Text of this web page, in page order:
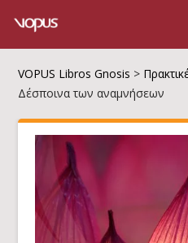
VOPUS Libros Gnosis >
Δέσποινα των αναμνήσεων